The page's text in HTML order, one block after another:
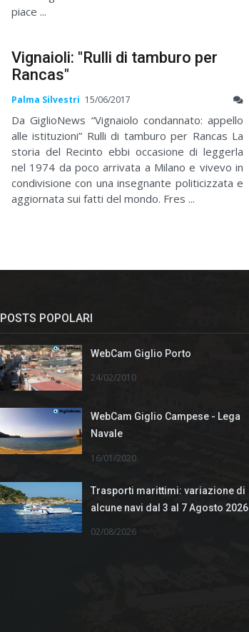
piace ...
Vignaioli: "Rulli di tamburo per
Rancas"
Palma Silvestri 15/06/2017
Da GiglioNews “Vignaiolo condannato: appello
alle istituzioni” Rulli di tamburo per Rancas La
storia del Recinto ebbi occasione di leggerla
nel 1974 da poco arrivata a Milano e vivevo in
condivisione con una insegnante politicizzata e
aggiornata sui fatti del mondo. Fres ...
POSTS POPOLARI
WebCam Giglio Porto
24/02/2010
WebCam Giglio Campese - Lega
Navale
16/01/2020
Trasporti marittimi: variazione di
alcune navi dal 3 al 7 Agosto 2026
02/08/2026